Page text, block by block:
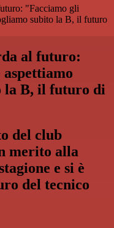
"Facciamo gli
subito la B, il futuro
al futuro:
la B, il futuro di
del club
merito alla
e si è
del tecnico